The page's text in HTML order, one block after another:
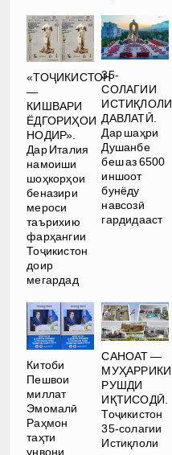
«ТОҶИКИСТОН
—
КИШВАРИ
ЁДГОРИҲОИ
НОДИР».
Дар Италия
намоиши
шоҳкорҳои
беназири
мероси
таърихию
фарҳангии
Тоҷикистон
доир
мегардад
35-
СОЛАГИИ
ИСТИҚЛОЛИ
ДАВЛАТӢ.
Дар шаҳри
Душанбе
беш аз 6500
иншоот
бунёду
навсозӣ
гардидааст
Китоби
Пешвои
миллат
Эмомалӣ
Раҳмон
таҳти
унвони
САНОАТ —
МУҲАРРИКИ
РУШДИ
ИҚТИСОДӢ.
Тоҷикистон
35-солагии
Истиқлоли